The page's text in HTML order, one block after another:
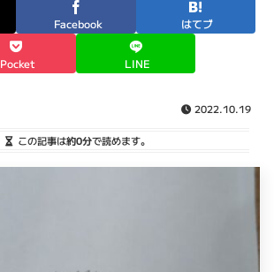
Facebook はてブ
Pocket LINE
2022.10.19
この記事は約0分で読めます。